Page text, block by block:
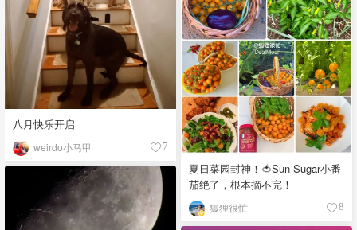
八月快乐开启
weirdo小马甲 7
夏日菜园封神！🍅Sun Sugar小番
茄绝了，根本摘不完！
狐狸很忙 8